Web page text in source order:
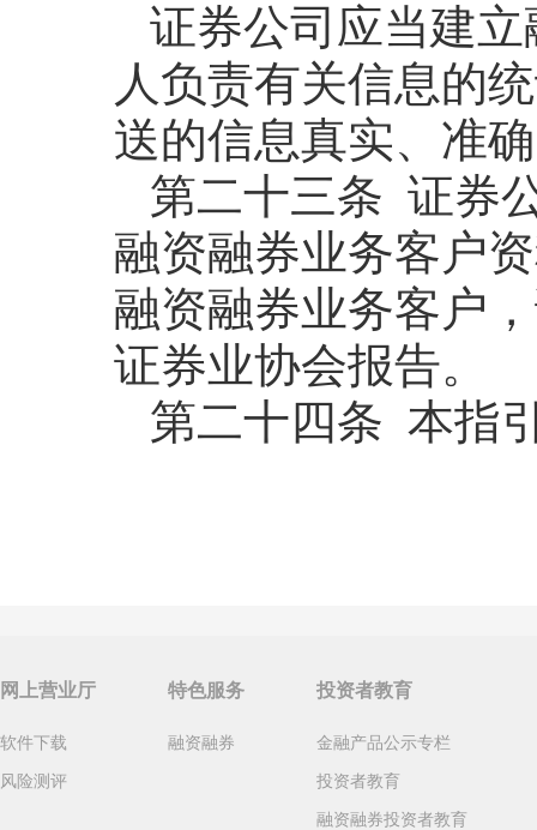
证券公司应当建
人负责有关信息的
送的信息真实、准
第二十三条 证券
融资融券业务客户
融资融券业务客户
证券业协会报告。
第二十四条 本指
网上营业厅
软件下载
风险测评
特色服务
融资融券
投资者教育
金融产品公示专栏
投资者教育
融资融券投资者教育